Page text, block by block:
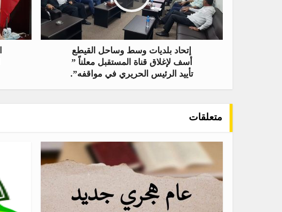
إتحاد بلديات وسط وساحل القيطع
أسف لإغلاق قناة المستقبل معلناً ”
تأييد الرئيس الحريري في مواقفه”.
متعلقات